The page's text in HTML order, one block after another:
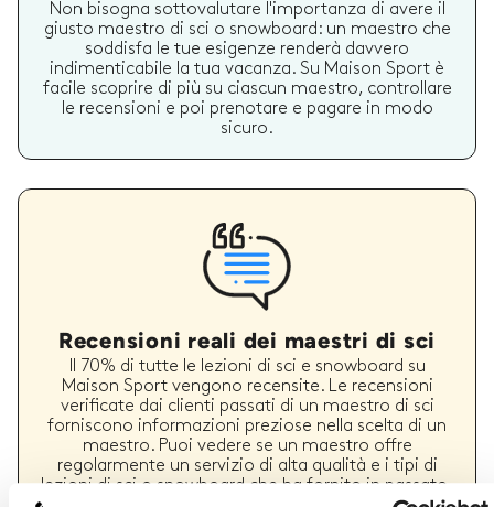
Non bisogna sottovalutare l'importanza di avere il
giusto maestro di sci o snowboard: un maestro che
soddisfa le tue esigenze renderà davvero
indimenticabile la tua vacanza. Su Maison Sport è
facile scoprire di più su ciascun maestro, controllare
le recensioni e poi prenotare e pagare in modo
sicuro.
Recensioni reali dei maestri di sci
Il 70% di tutte le lezioni di sci e snowboard su
Maison Sport vengono recensite. Le recensioni
verificate dai clienti passati di un maestro di sci
forniscono informazioni preziose nella scelta di un
maestro. Puoi vedere se un maestro offre
regolarmente un servizio di alta qualità e i tipi di
lezioni di sci o snowboard che ha fornito in passato.